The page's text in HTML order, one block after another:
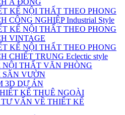
Á ĐÔNG
KẾ NỘI THẤT THEO PHONG
CÔNG NGHIỆP Industrial Style
KẾ NỘI THẤT THEO PHONG
VINTAGE
KẾ NỘI THẤT THEO PHONG
CHIẾT TRUNG Eclectic style
NỘI THẤT VĂN PHÒNG
SÂN VƯỜN
3D DỰ ÁN
KẾ THUÊ NGOÀI
VẤN VỀ THIẾT KẾ